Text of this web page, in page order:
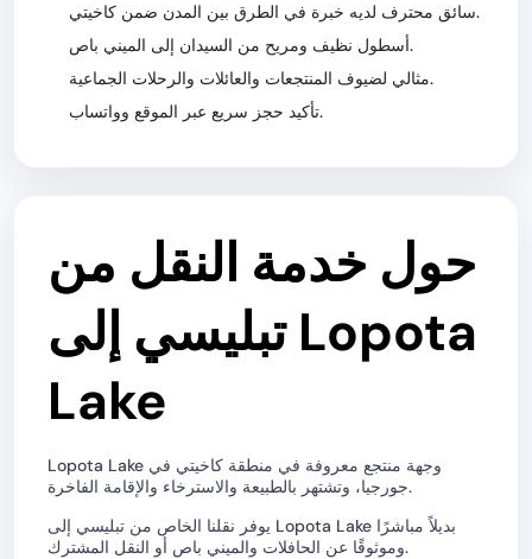
سائق محترف لديه خبرة في الطرق بين المدن ضمن كاخيتي.
أسطول نظيف ومريح من السيدان إلى الميني باص.
مثالي لضيوف المنتجعات والعائلات والرحلات الجماعية.
تأكيد حجز سريع عبر الموقع وواتساب.
حول خدمة النقل من
تبليسي إلى Lopota
Lake
Lopota Lake وجهة منتجع معروفة في منطقة كاخيتي في
جورجيا، وتشتهر بالطبيعة والاسترخاء والإقامة الفاخرة.
يوفر نقلنا الخاص من تبليسي إلى Lopota Lake بديلاً مباشرًا
وموثوقًا عن الحافلات والميني باص أو النقل المشترك.